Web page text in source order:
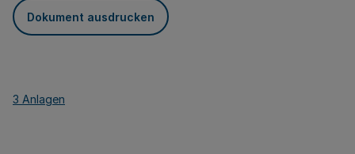
Dokument ausdrucken
3 Anlagen